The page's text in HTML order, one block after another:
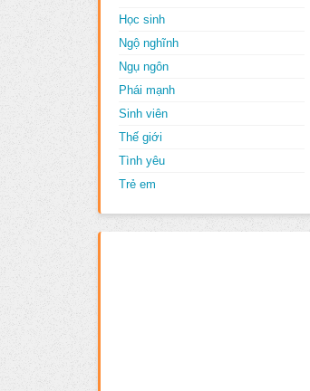
Học sinh
Ngộ nghĩnh
Ngụ ngôn
Phái mạnh
Sinh viên
Thế giới
Tình yêu
Trẻ em